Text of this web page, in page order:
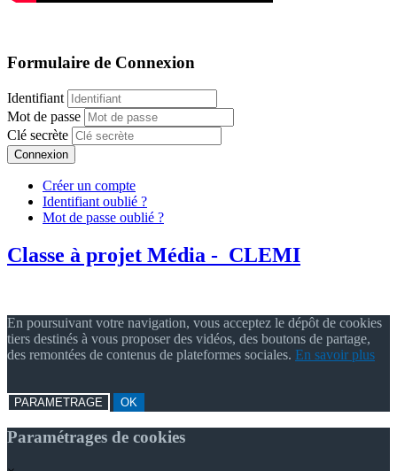
Formulaire de Connexion
Identifiant
Mot de passe
Clé secrète
Connexion
Créer un compte
Identifiant oublié ?
Mot de passe oublié ?
Classe à projet Média - CLEMI
En poursuivant votre navigation, vous acceptez le dépôt de cookies
tiers destinés à vous proposer des vidéos, des boutons de partage,
des remontées de contenus de plateformes sociales. En savoir plus
PARAMETRAGE OK
Paramétrages de cookies